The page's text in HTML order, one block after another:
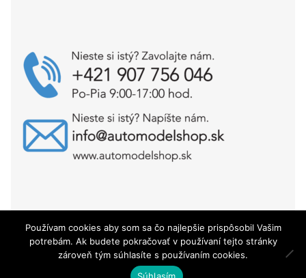
Copyright © AutoModelShop.sk 2025
Používam cookies aby som sa čo najlepšie prispôsobil Vašim
potrebám. Ak budete pokračovať v používaní tejto stránky
zároveň tým súhlasíte s používaním cookies.
Súhlasím